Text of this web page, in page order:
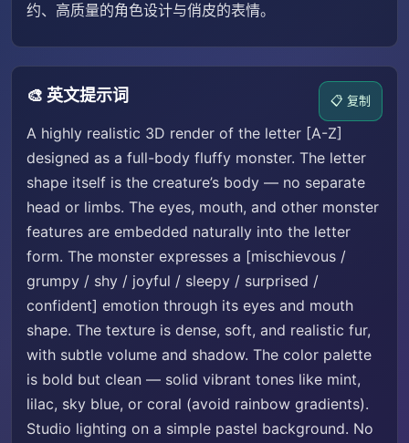
约、高质量的角色设计与俏皮的表情。
🎨 英文提示词 📋 复制
A highly realistic 3D render of the letter [A-Z]
designed as a full-body fluffy monster. The letter
shape itself is the creature’s body — no separate
head or limbs. The eyes, mouth, and other monster
features are embedded naturally into the letter
form. The monster expresses a [mischievous /
grumpy / shy / joyful / sleepy / surprised /
confident] emotion through its eyes and mouth
shape. The texture is dense, soft, and realistic fur,
with subtle volume and shadow. The color palette
is bold but clean — solid vibrant tones like mint,
lilac, sky blue, or coral (avoid rainbow gradients).
Studio lighting on a simple pastel background. No